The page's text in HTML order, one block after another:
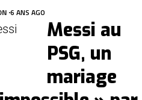
6 ANS AGO
Messi au
PSG, un
mariage